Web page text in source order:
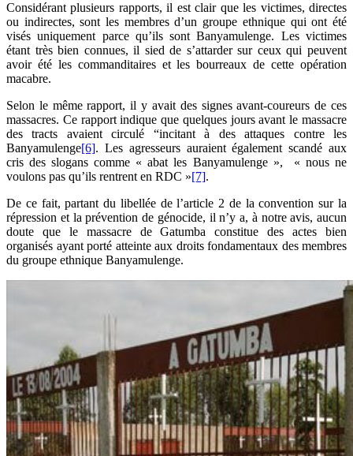
Considérant plusieurs rapports, il est clair que les victimes, directes
ou indirectes, sont les membres d’un groupe ethnique qui ont été
visés uniquement parce qu’ils sont Banyamulenge. Les victimes
étant très bien connues, il sied de s’attarder sur ceux qui peuvent
avoir été les commanditaires et les bourreaux de cette opération
macabre.
Selon le même rapport, il y avait des signes avant-coureurs de ces
massacres. Ce rapport indique que quelques jours avant le massacre
des tracts avaient circulé “incitant à des attaques contre les
Banyamulenge[6]. Les agresseurs auraient également scandé aux
cris des slogans comme « abat les Banyamulenge », « nous ne
voulons pas qu’ils rentrent en RDC »[7].
De ce fait, partant du libellée de l’article 2 de la convention sur la
répression et la prévention de génocide, il n’y a, à notre avis, aucun
doute que le massacre de Gatumba constitue des actes bien
organisés ayant porté atteinte aux droits fondamentaux des membres
du groupe ethnique Banyamulenge.